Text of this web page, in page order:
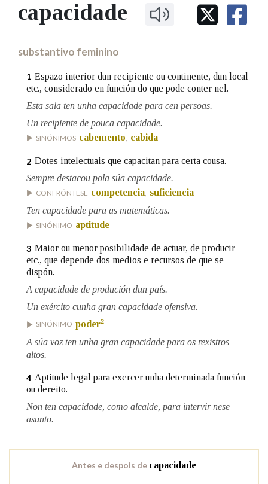
IDENTIDADE CORPORATIVA
MARCIAL DEL ADALID
FIGURAS HOMENAXEADAS
PRIMAVERA DAS LETRAS
PORTAL DAS PALABRAS
Facebook
TwitterYoutubeInstagram
Bluesky
BUSCAR NOS LEMAS
Remata por
BUSCAR NO CONTIDO
Nas definicións
Nos exemplos
Na fraseoloxía
OUTRAS OPCIÓNS DE BUSCA
Marcas gramaticais
Pertence a
LIMPAR BUSCA
capacidade
substantivo feminino
1 Espazo interior dun recipiente ou continente, dun local
etc., considerado en función do que pode conter nel.
Esta sala ten unha capacidade para cen persoas.
Un recipiente de pouca capacidade.
SINÓNIMOS cabemento cabida
2 Dotes intelectuais que capacitan para certa cousa.
Sempre destacou pola súa capacidade.
CONFRÓNTESE competencia suficiencia
Ten capacidade para as matemáticas.
SINÓNIMO aptitude
3 Maior ou menor posibilidade de actuar, de producir
etc., que depende dos medios e recursos de que se
dispón.
A capacidade de produción dun país.
Un exército cunha gran capacidade ofensiva.
SINÓNIMO poder2
A súa voz ten unha gran capacidade para os rexistros
altos.
4 Aptitude legal para exercer unha determinada función
ou dereito.
Non ten capacidade, como alcalde, para intervir nese
asunto.
Antes e despois de capacidade